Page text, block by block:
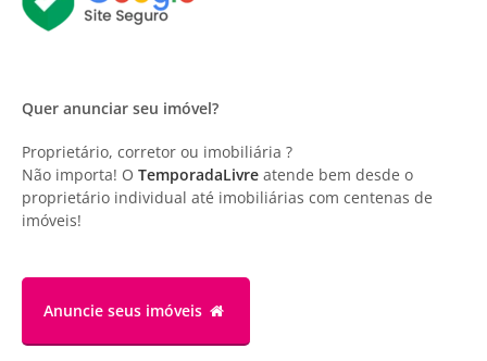
Quer anunciar seu imóvel?
Proprietário, corretor ou imobiliária ?
Não importa! O TemporadaLivre atende bem desde o
proprietário individual até imobiliárias com centenas de
imóveis!
Anuncie seus imóveis